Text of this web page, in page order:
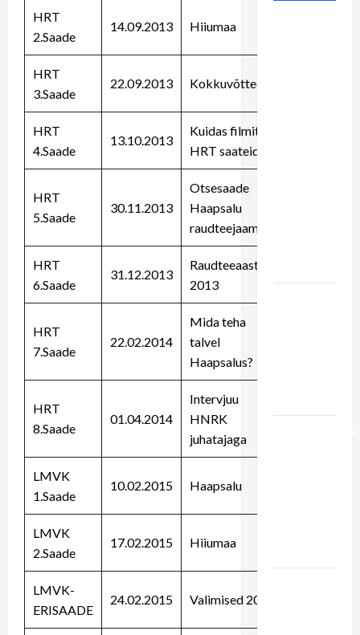
HRT
2.Saade
14.09.2013 Hiiumaa
HRT
3.Saade
22.09.2013 Kokkuvõtted
HRT
4.Saade
13.10.2013
Kuidas filmiti
HRT saateid?
HRT
5.Saade
30.11.2013
Otsesaade
Haapsalu
raudteejaamast
HRT
6.Saade
31.12.2013
Raudteeaasta
2013
HRT
7.Saade
22.02.2014
Mida teha
talvel
Haapsalus?
HRT
8.Saade
01.04.2014
Intervjuu
HNRK
juhatajaga
LMVK
1.Saade
10.02.2015 Haapsalu
LMVK
2.Saade
17.02.2015 Hiiumaa
LMVK-
ERISAADE
24.02.2015 Valimised 2015